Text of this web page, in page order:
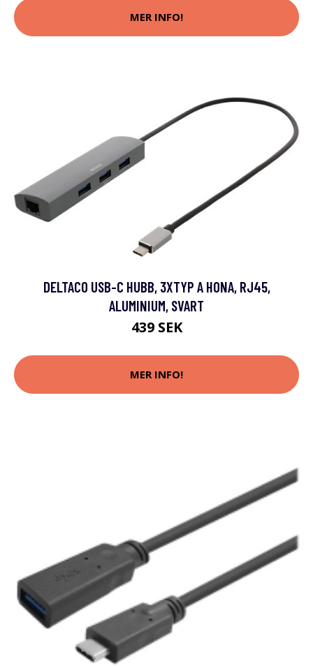
MER INFO!
DELTACO USB-C HUBB, 3XTYP A HONA, RJ45,
ALUMINIUM, SVART
439 SEK
MER INFO!